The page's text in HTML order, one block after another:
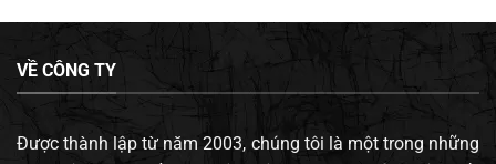
VỀ CÔNG TY
Được thành lập từ năm 2003, chúng tôi là một trong những